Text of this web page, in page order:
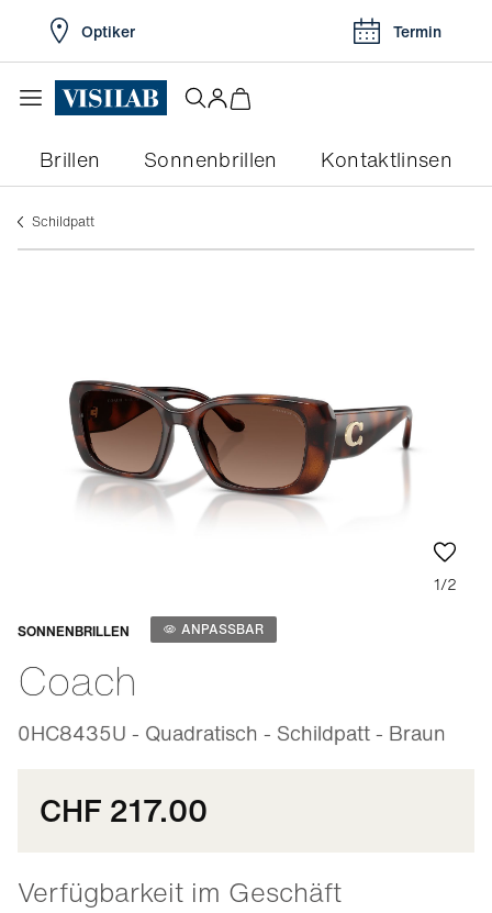
Optiker Termin
Brillen Sonnenbrillen Kontaktlinsen
schildpatt
1/2
SONNENBRILLEN ANPASSBAR
Coach
0HC8435U - Quadratisch - Schildpatt - Braun
Anpassbar
CHF 217.00
Verfügbarkeit im Geschäft